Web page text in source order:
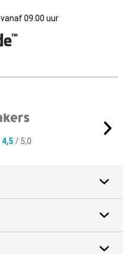
vanaf 09.00 uur
4,5 / 5,0